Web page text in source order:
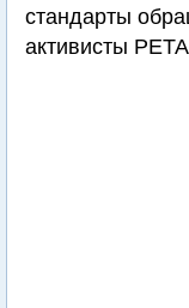
стандарты
активисты